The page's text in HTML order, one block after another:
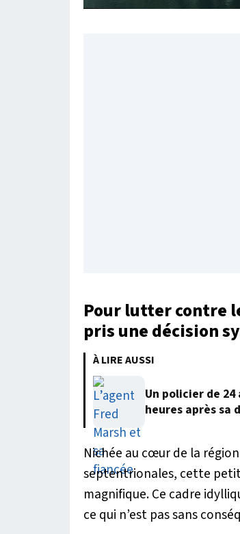
Pour lutter contre
pris une décision
À LIRE AUSSI
Un policier de
heures après sa
Nichée au cœur de la
septentrionales, cette
magnifique. Ce cadre
ce qui n’est pas sans